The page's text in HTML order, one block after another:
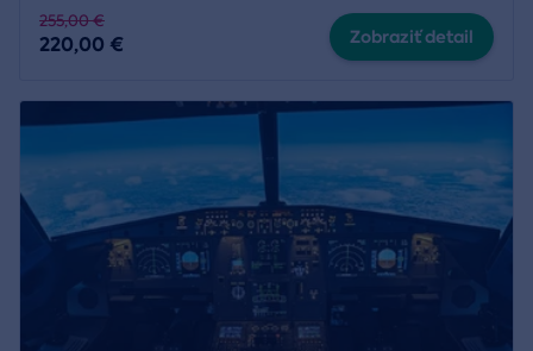
255,00 €
220,00 € Zobraziť detail